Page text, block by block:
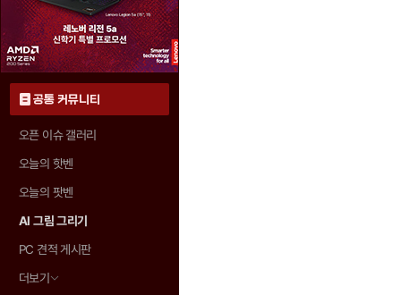
공통 커뮤니티
오픈 이슈 갤러리
오늘의 핫벤
오늘의 팟벤
AI 그림 그리기
PC 견적 게시판
더보기